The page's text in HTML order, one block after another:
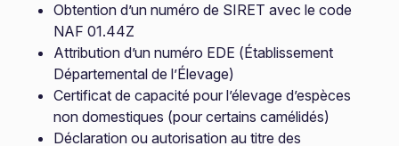
Obtention d’un numéro de SIRET avec le code
NAF 01.44Z
Attribution d’un numéro EDE (Établissement
Départemental de l’Élevage)
Certificat de capacité pour l’élevage d’espèces
non domestiques (pour certains camélidés)
Déclaration ou autorisation au titre des